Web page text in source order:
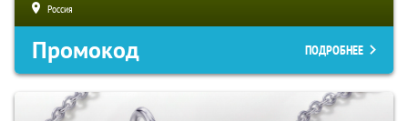
Россия
Промокод ПОДРОБНЕЕ